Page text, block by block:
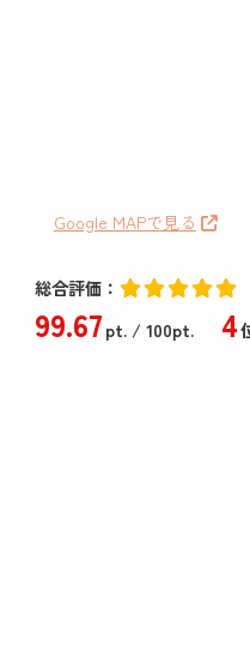
Google MAPで見る
総合評価：
99.67pt./ 100pt. 4